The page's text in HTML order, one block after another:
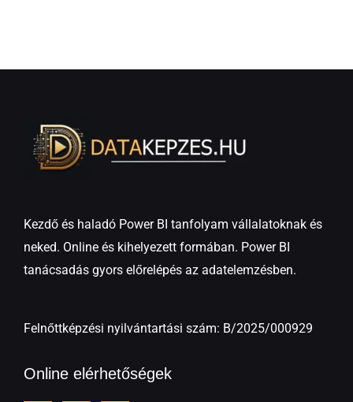
Kezdő és haladó Power BI tanfolyam vállalatoknak és
neked. Online és kihelyezett formában. Power BI
tanácsadás gyors előrelépés az adatelemzésben.
Felnőttképzési nyilvántartási szám: B/2025/000929
Online elérhetőségek